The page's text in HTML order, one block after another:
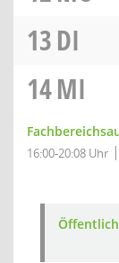
13DI
14MI
16:00-20:08 Uhr